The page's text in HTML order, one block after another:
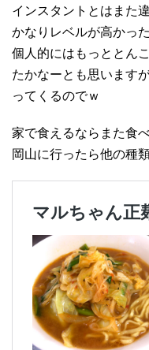
インスタントとはまた
かなりレベルが高かっ
個人的にはもっととん
たかなーとも思います
ってくるのでｗ
家で食えるならまた食
岡山に行ったら他の種